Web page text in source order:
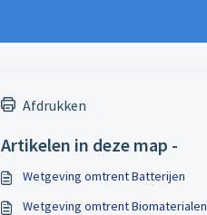
Afdrukken
Artikelen in deze map -
Wetgeving omtrent Batterijen
Wetgeving omtrent Biomaterialen